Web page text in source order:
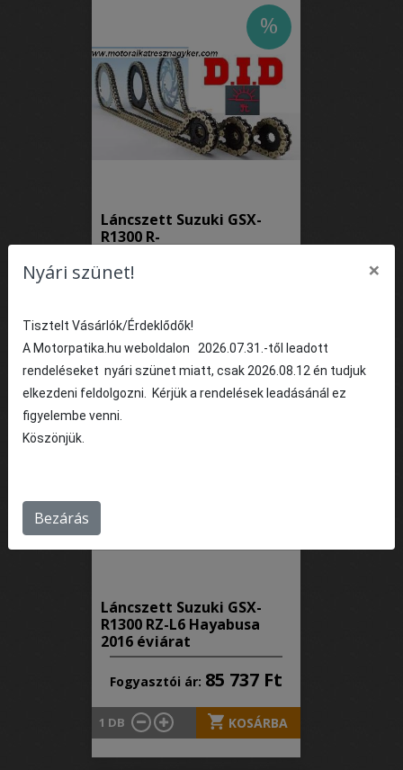
%
Láncszett Suzuki GSX-
R1300 R-
Hayabusa 2008-2016
1DB
Láncszett Suzuki GSX-
R1300 RZ-L6 Hayabusa
2016 évjárat
Fogyasztói ár: 85 737 Ft
1 DB KOSÁRBA
Nyári szünet! ×
Tisztelt Vásárlók/Érdeklődők!
A Motorpatika.hu weboldalon 2026.07.31.-től leadott
rendeléseket nyári szünet miatt, csak 2026.08.12 én tudjuk
elkezdeni feldolgozni. Kérjük a rendelések leadásánál ez
figyelembe venni.
Köszönjük.
Bezárás